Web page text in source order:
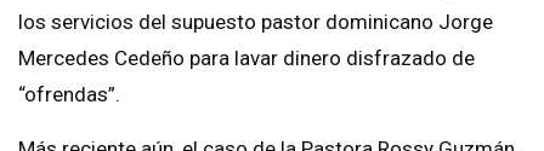
los servicios del supuesto pastor dominicano Jorge
Mercedes Cedeño para lavar dinero disfrazado de
“ofrendas”.